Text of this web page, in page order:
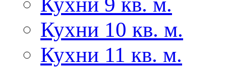
Кухни 10 кв. м.
Кухни 11 кв. м.